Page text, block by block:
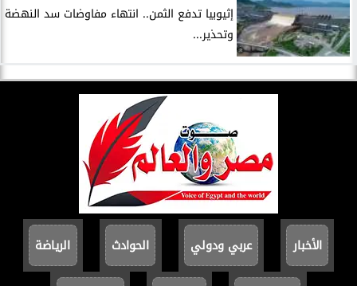
إثيوبيا تدفع الثمن.. انتهاء مفاوضات سد النهضة
وتحذير...
الأخبار عربي ودولي الحوادث الرياضة